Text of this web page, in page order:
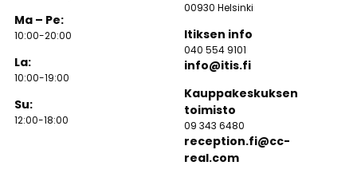
Ma – Pe:
10:00-20:00
La:
10:00-19:00
Su:
12:00-18:00
00930 Helsinki
Itiksen info
040 554 9101
info@itis.fi
Kauppakeskuksen
toimisto
09 343 6480
reception.fi@cc-
real.com